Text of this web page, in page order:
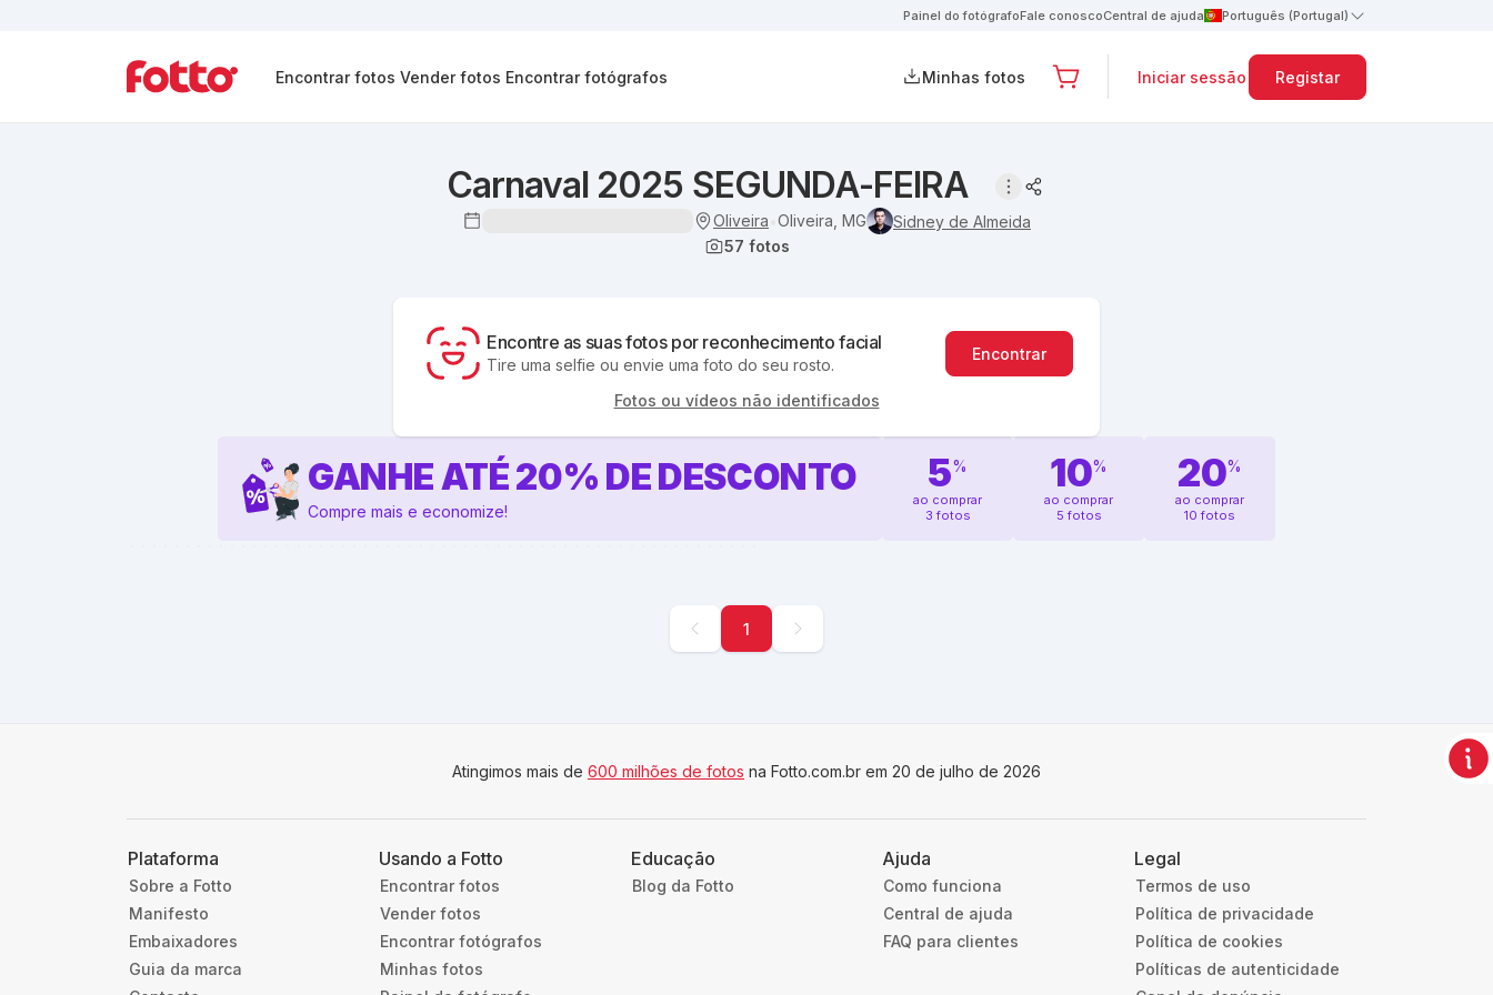
Painel do fotógrafoFale conoscoCentral de ajuda Português (Portugal)
Encontrar fotos Vender fotos Encontrar fotógrafos Minhas fotos Iniciar sessão Registar
Carnaval 2025 SEGUNDA-FEIRA
Oliveira Oliveira, MG
Sidney de Almeida
57 fotos
Encontre as suas fotos por reconhecimento facial
Tire uma selfie ou envie uma foto do seu rosto.
Encontrar
Fotos ou vídeos não identificados
GANHE ATÉ20% DE DESCONTO
Compre mais e economize!
5%
ao comprar
3 fotos
10%
ao comprar
5 fotos
20%
ao comprar
10 fotos
1
Atingimos mais de 600 milhões de fotos na Fotto.com.br em 20 de julho de 2026
Plataforma
Sobre a Fotto
Manifesto
Embaixadores
Guia da marca
Usando a Fotto
Encontrar fotos
Vender fotos
Encontrar fotógrafos
Minhas fotos
Educação
Blog da Fotto
Ajuda
Como funciona
Central de ajuda
FAQ para clientes
Legal
Termos de uso
Política de privacidade
Política de cookies
Políticas de autenticidade